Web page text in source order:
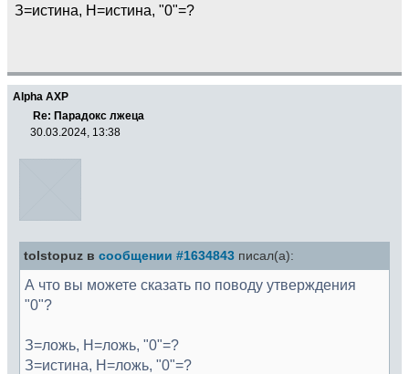
З=истина, Н=истина, "0"=?
Alpha AXP
Re: Парадокс лжеца
30.03.2024, 13:38
tolstopuz в сообщении #1634843 писал(а):
А что вы можете сказать по поводу утверждения
"0"?
З=ложь, Н=ложь, "0"=?
З=истина, Н=ложь, "0"=?